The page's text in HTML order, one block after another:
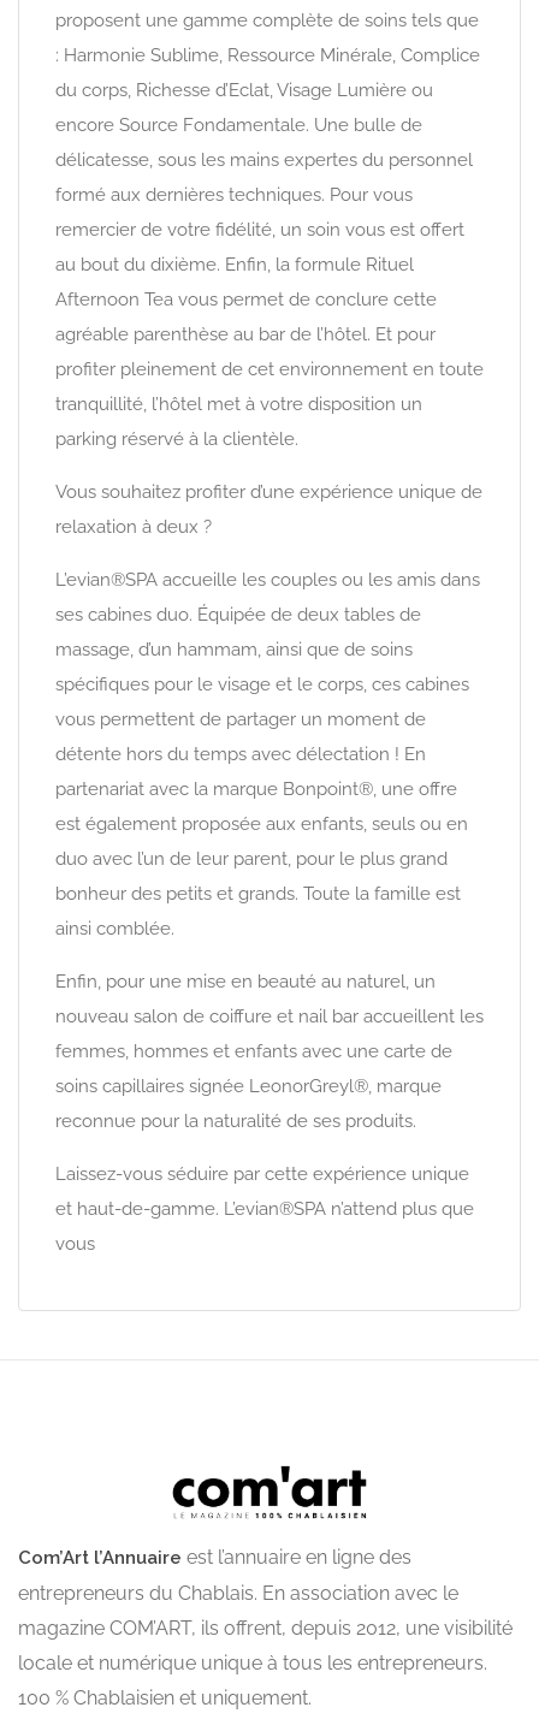
proposent une gamme complète de soins tels que
: Harmonie Sublime, Ressource Minérale, Complice
du corps, Richesse d’Eclat, Visage Lumière ou
encore Source Fondamentale. Une bulle de
délicatesse, sous les mains expertes du personnel
formé aux dernières techniques. Pour vous
remercier de votre fidélité, un soin vous est offert
au bout du dixième. Enfin, la formule Rituel
Afternoon Tea vous permet de conclure cette
agréable parenthèse au bar de l’hôtel. Et pour
profiter pleinement de cet environnement en toute
tranquillité, l’hôtel met à votre disposition un
parking réservé à la clientèle.
Vous souhaitez profiter d’une expérience unique de
relaxation à deux ?
L’evian®SPA accueille les couples ou les amis dans
ses cabines duo. Équipée de deux tables de
massage, d’un hammam, ainsi que de soins
spécifiques pour le visage et le corps, ces cabines
vous permettent de partager un moment de
détente hors du temps avec délectation ! En
partenariat avec la marque Bonpoint®, une offre
est également proposée aux enfants, seuls ou en
duo avec l’un de leur parent, pour le plus grand
bonheur des petits et grands. Toute la famille est
ainsi comblée.
Enfin, pour une mise en beauté au naturel, un
nouveau salon de coiffure et nail bar accueillent les
femmes, hommes et enfants avec une carte de
soins capillaires signée LeonorGreyl®, marque
reconnue pour la naturalité de ses produits.
Laissez-vous séduire par cette expérience unique
et haut-de-gamme. L’evian®SPA n’attend plus que
vous
Com’Art l’Annuaire est l’annuaire en ligne des
entrepreneurs du Chablais. En association avec le
magazine COM’ART, ils offrent, depuis 2012, une visibilité
locale et numérique unique à tous les entrepreneurs.
100 % Chablaisien et uniquement.